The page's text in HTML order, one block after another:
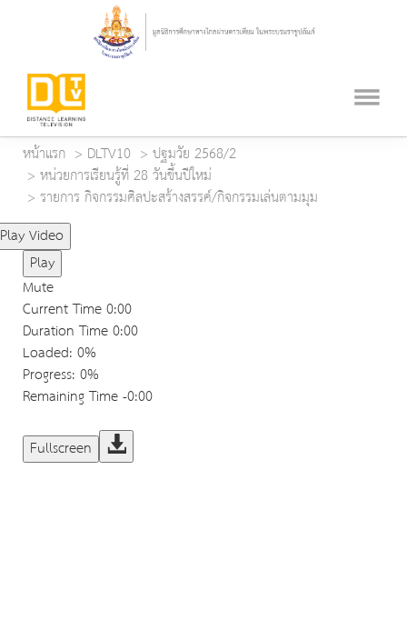
หน้าแรก DLTV10
ปฐมวัย 2568/2
หน่วยการเรียนรู้ที่ 28 วันขึ้นปีใหม่
รายการ กิจกรรมศิลปะสร้างสรรค์/กิจกรรมเล่นตามมุม
Play Video
Play
Mute
Current Time0:00
Duration Time0:00
Loaded: 0%
Progress: 0%
Remaining Time-0:00
Fullscreen